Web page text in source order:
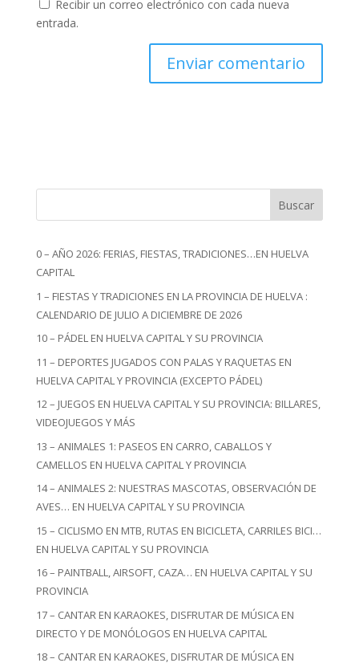
Recibir un correo electrónico con cada nueva
entrada.
Buscar
0 – AÑO 2026: FERIAS, FIESTAS, TRADICIONES…EN HUELVA
CAPITAL
1 – FIESTAS Y TRADICIONES EN LA PROVINCIA DE HUELVA :
CALENDARIO DE JULIO A DICIEMBRE DE 2026
10 – PÁDEL EN HUELVA CAPITAL Y SU PROVINCIA
11 – DEPORTES JUGADOS CON PALAS Y RAQUETAS EN
HUELVA CAPITAL Y PROVINCIA (EXCEPTO PÁDEL)
12 – JUEGOS EN HUELVA CAPITAL Y SU PROVINCIA: BILLARES,
VIDEOJUEGOS Y MÁS
13 – ANIMALES 1: PASEOS EN CARRO, CABALLOS Y
CAMELLOS EN HUELVA CAPITAL Y PROVINCIA
14 – ANIMALES 2: NUESTRAS MASCOTAS, OBSERVACIÓN DE
AVES… EN HUELVA CAPITAL Y SU PROVINCIA
15 – CICLISMO EN MTB, RUTAS EN BICICLETA, CARRILES BICI…
EN HUELVA CAPITAL Y SU PROVINCIA
16 – PAINTBALL, AIRSOFT, CAZA… EN HUELVA CAPITAL Y SU
PROVINCIA
17 – CANTAR EN KARAOKES, DISFRUTAR DE MÚSICA EN
DIRECTO Y DE MONÓLOGOS EN HUELVA CAPITAL
18 – CANTAR EN KARAOKES, DISFRUTAR DE MÚSICA EN